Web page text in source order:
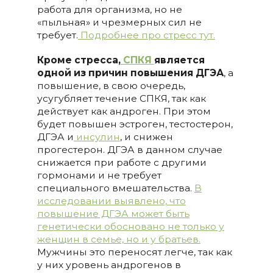
работа для организма, но не
«пыльная» и чрезмерных сил не
требует. Подробнее про стресс тут.
Кроме стресса,СПКЯ является
одной из причин повышения ДГЭА, а
повышение, в свою очередь,
усугубляет течение СПКЯ, так как
действует как андроген. При этом
будет повышен эстроген, тестостерон,
ДГЭА и инсулин, и снижен
прогестерон. ДГЭА в данном случае
снижается при работе с другими
гормонами и не требует
специального вмешательства. В
исследовании выявлено, что
повышение ДГЭА может быть
генетически обосновано не только у
женщин в семье, но и у братьев.
Мужчины это переносят легче, так как
у них уровень андрогенов в